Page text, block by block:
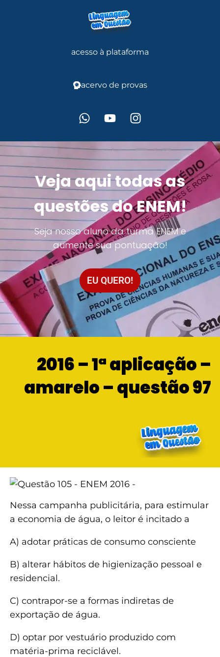
acesso à plataforma
acervo de provas
Veja aqui todas as
questões do ENEM!
Seja nosso aluno da turma ENEM e
aumente sua pontuação!
EU QUERO!
2016 – 1ª aplicação –
amarelo – questão 97
Nessa campanha publicitária, para estimular
a economia de água, o leitor é incitado a
A) adotar práticas de consumo consciente
B) alterar hábitos de higienização pessoal e
residencial.
C) contrapor-se a formas indiretas de
exportação de água.
D) optar por vestuário produzido com
matéria-prima reciclável.